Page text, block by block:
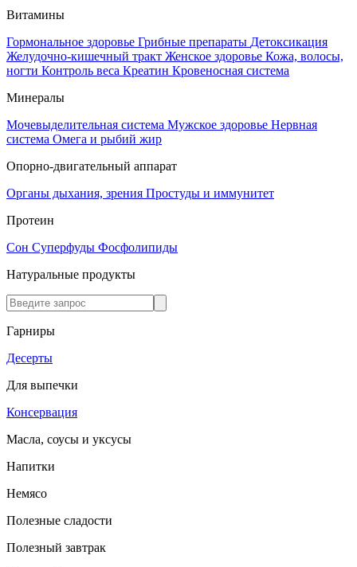
Витамины
Гормональное здоровье Грибные препараты Детоксикация
Желудочно-кишечный тракт Женское здоровье Кожа, волосы,
ногти Контроль веса Креатин Кровеносная система
Минералы
Мочевыделительная система Мужское здоровье Нервная
система Омега и рыбий жир
Опорно-двигательный аппарат
Органы дыхания, зрения Простуды и иммунитет
Протеин
Сон Суперфуды Фосфолипиды
Натуральные продукты
Гарниры
Десерты
Для выпечки
Консервация
Масла, соусы и уксусы
Напитки
Немясо
Полезные сладости
Полезный завтрак